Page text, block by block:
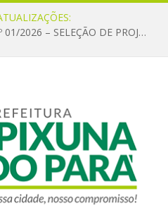
CHAMAMENTO PÚBLICO Nº 01/2026 – SELEÇÃO DE PROJETOS PARA FIRMAR TERMO DE EXECUÇÃO CULTURAL COM RECURSOS DA POLÍTICA NACIONAL ALDIR BLANC DE FOMENTO À CULTURA – PNAB (LEI Nº 14.399/2022)